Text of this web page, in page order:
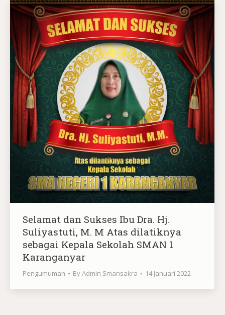
Selamat dan Sukses Ibu Dra. Hj.
Suliyastuti, M. M Atas dilatiknya
sebagai Kepala Sekolah SMAN 1
Karanganyar
Pengumuman ByAdmin Smansakra 14 Januari 2022